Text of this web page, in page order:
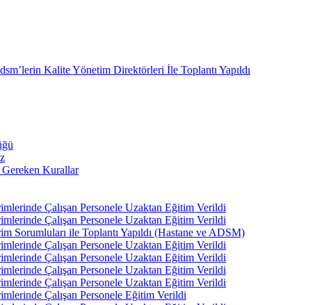
Kalite Yönetim Direktörleri İle Toplantı Yapıldı
Gereken Kurallar
Çalışan Personele Uzaktan Eğitim Verildi
Çalışan Personele Uzaktan Eğitim Verildi
Sorumluları ile Toplantı Yapıldı (Hastane ve ADSM)
Çalışan Personele Uzaktan Eğitim Verildi
Çalışan Personele Uzaktan Eğitim Verildi
Çalışan Personele Uzaktan Eğitim Verildi
Çalışan Personele Uzaktan Eğitim Verildi
Çalışan Personele Eğitim Verildi